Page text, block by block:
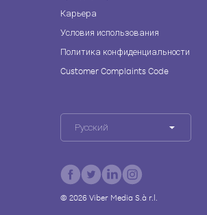
Карьера
Условия использования
Политика конфиденциальности
Customer Complaints Code
Русский
© 2026Viber Media S.à r.l.